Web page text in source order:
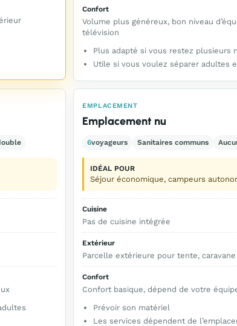
Confort
Volume plus généreux, bon niveau
télévision
Plus adapté si vous restez plusieurs
Utile si vous voulez séparer adultes
EMPLACEMENT
Emplacement nu
6voyageurs Sanitaires communs
IDÉAL POUR
Séjour économique, campeurs
Cuisine
Pas de cuisine intégrée
Extérieur
Parcelle extérieure pour tente,
Confort
Confort basique, dépend de votre
Prévoir son matériel
Les services dépendent de